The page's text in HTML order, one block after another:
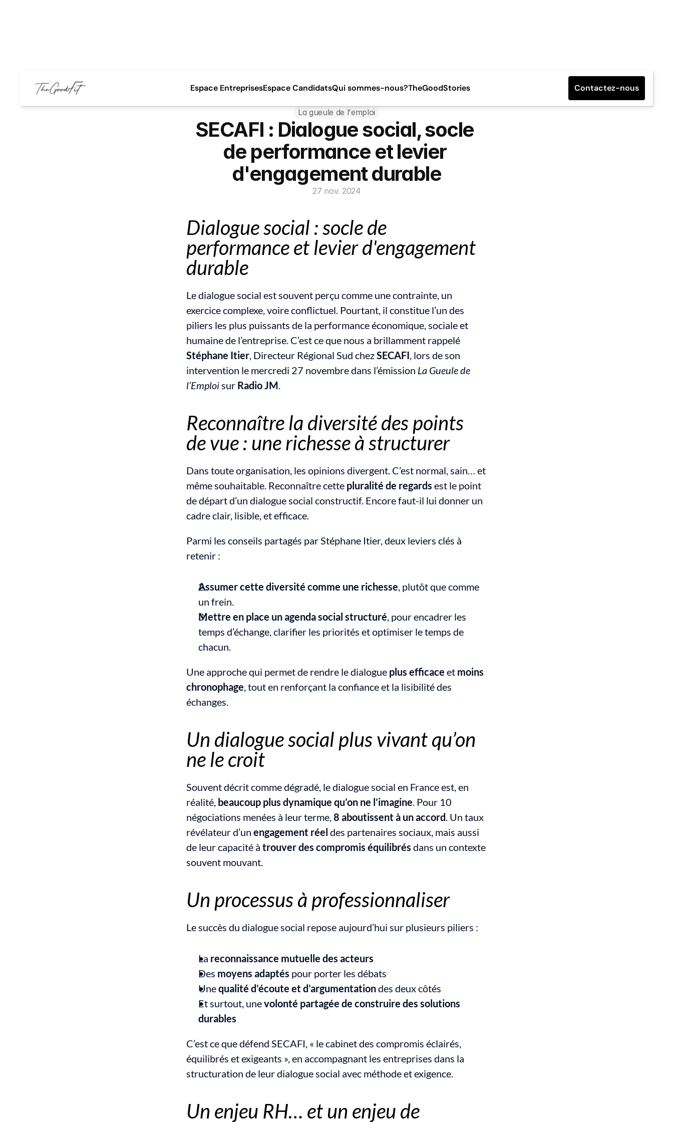
Espace EntreprisesEspace CandidatsQui sommes-nous?TheGoodStories Contactez-nous
La gueule de l'emploi
SECAFI : Dialogue social, socle
de performance et levier
d'engagement durable
27 nov. 2024
Dialogue social : socle de
performance et levier d'engagement
durable
Le dialogue social est souvent perçu comme une contrainte, un
exercice complexe, voire conflictuel. Pourtant, il constitue l’un des
piliers les plus puissants de la performance économique, sociale et
Stéphane Itier, Directeur Régional Sud chez SECAFI, lors de son
intervention le mercredi 27 novembre dans l’émission La Gueule de
l’Emploi sur Radio JM.
Reconnaître la diversité des points
de vue : une richesse à structurer
Dans toute organisation, les opinions divergent. C’est normal, sain… et
même souhaitable. Reconnaître cette pluralité de regards est le point
de départ d’un dialogue social constructif. Encore faut-il lui donner un
cadre clair, lisible, et efficace.
Parmi les conseils partagés par Stéphane Itier, deux leviers clés à
retenir :
Assumer cette diversité comme une richesse, plutôt que comme
un frein.
Mettre en place un agenda social structuré, pour encadrer les
temps d’échange, clarifier les priorités et optimiser le temps de
chacun.
Une approche qui permet de rendre le dialogue plus efficace et moins
chronophage, tout en renforçant la confiance et la lisibilité des
échanges.
Un dialogue social plus vivant qu’on
ne le croit
Souvent décrit comme dégradé, le dialogue social en France est, en
réalité, beaucoup plus dynamique qu’on ne l’imagine. Pour 10
négociations menées à leur terme, 8 aboutissent à un accord. Un taux
révélateur d’un engagement réel des partenaires sociaux, mais aussi
de leur capacité à trouver des compromis équilibrés dans un contexte
souvent mouvant.
Un processus à professionnaliser
Le succès du dialogue social repose aujourd’hui sur plusieurs piliers :
La reconnaissance mutuelle des acteurs
Des moyens adaptés pour porter les débats
Une qualité d’écoute et d’argumentation des deux côtés
Et surtout, une volonté partagée de construire des solutions
durables
C’est ce que défend SECAFI, « le cabinet des compromis éclairés,
équilibrés et exigeants », en accompagnant les entreprises dans la
structuration de leur dialogue social avec méthode et exigence.
Un enjeu RH… et un enjeu de